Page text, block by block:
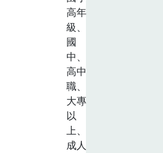
生活中的野生植
物，進而產生保
護的動機，讓既
有的教案導入之
永續議題更切合
主題，並申請特
高年
級、
國
中、
高中
職、
大專
以
上、
成人